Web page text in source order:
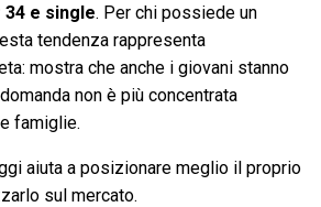
e single. Per chi possiede un
tendenza rappresenta
mostra che anche i giovani stanno
non è più concentrata
famiglie.
aiuta a posizionare meglio il proprio
sul mercato.